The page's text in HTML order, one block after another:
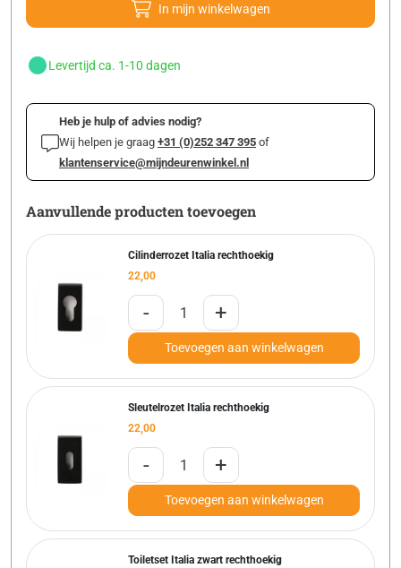
In mijn winkelwagen
Levertijd ca. 1-10 dagen
Heb je hulp of advies nodig?
Wij helpen je graag +31 (0)252 347 395 of
klantenservice@mijndeurenwinkel.nl
Aanvullende producten toevoegen
Cilinderrozet Italia rechthoekig
22,00
- +
Toevoegen aan winkelwagen
Sleutelrozet Italia rechthoekig
22,00
- +
Toevoegen aan winkelwagen
Toiletset Italia zwart rechthoekig